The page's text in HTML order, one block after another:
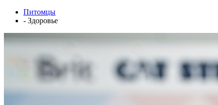
Питомцы
- Здоровье